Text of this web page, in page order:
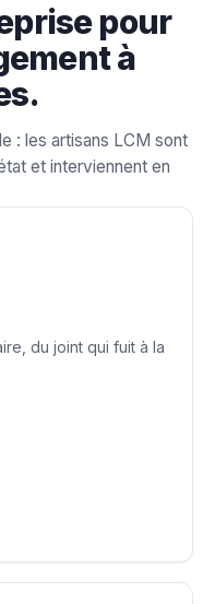
pour
à
: les artisans LCM sont
et interviennent en
du joint qui fuit à la